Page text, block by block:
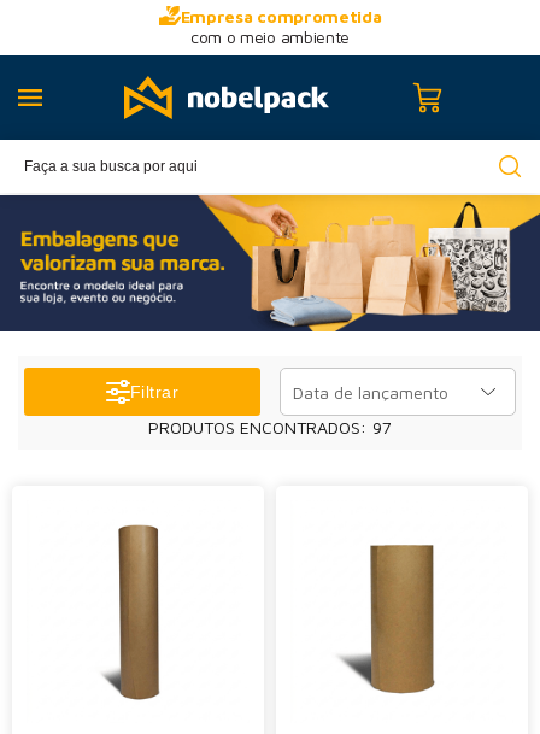
Empresa comprometida
com o meio ambiente
PRODUTOS ENCONTRADOS: 97
Data de lançamento
Filtrar